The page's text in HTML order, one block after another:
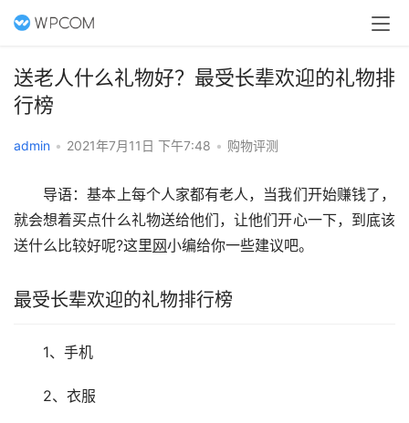
送老人什么礼物好？最受长辈欢迎的礼物排
行榜
admin • 2021年7月11日 下午7:48 • 购物评测
导语：基本上每个人家都有老人，当我们开始赚钱了，
就会想着买点什么礼物送给他们，让他们开心一下，到底该
送什么比较好呢?这里网小编给你一些建议吧。
最受长辈欢迎的礼物排行榜
1、手机
2、衣服